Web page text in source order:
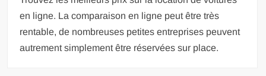
en ligne. La comparaison en ligne peut être très
rentable, de nombreuses petites entreprises peuvent
autrement simplement être réservées sur place.